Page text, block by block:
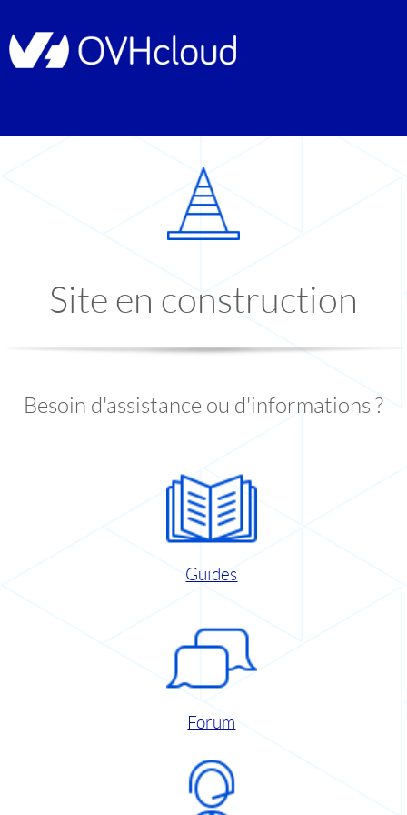
Site en construction
Besoin d'assistance ou d'informations ?
Guides
Forum